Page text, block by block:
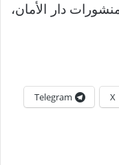
دار الأمان،
X
Telegram